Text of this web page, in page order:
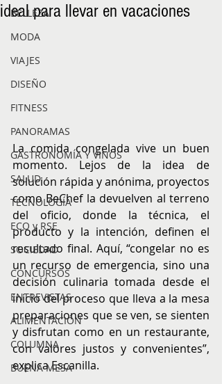
BELLEZA
MODA
VIAJES
DISEÑO
FITNESS
PANORAMAS
GASTRONOMÍA Y VINOS
SALUD
TECNOLOGÍA
ECO y RSE
SOCIEDAD
CONCURSOS
ENTREVISTAS
ALIMENTACIÓN
COLUMNA
BUENA MESA
ideal para llevar en vacaciones
La comida congelada vive un buen
momento. Lejos de la idea de
solución rápida y anónima, proyectos
como BeChef la devuelven al terreno
del oficio, donde la técnica, el
producto y la intención, definen el
resultado final. Aquí, “congelar no es
un recurso de emergencia, sino una
decisión culinaria tomada desde el
inicio del proceso que lleva a la mesa
preparaciones que se ven, se sienten
y disfrutan como en un restaurante,
con valores justos y convenientes”,
explica Escanilla.